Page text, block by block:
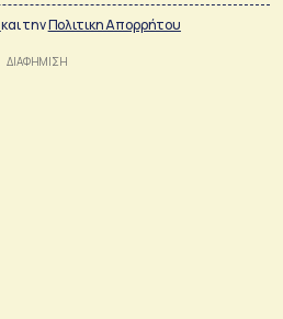
και τηνΠολιτικη Απορρήτου